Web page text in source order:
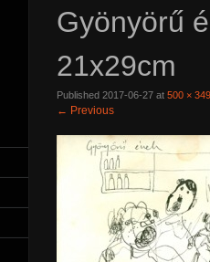
Gyönyörű
21x29cm
Published 2017-06-27 at 500 × 349
← Previous